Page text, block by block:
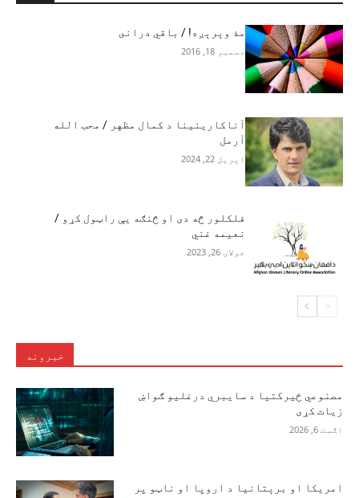
مۀ وېرېږه! / باقي درانى
دسمبر 18, 2016
آناکارينينا د کمال مظهر / محب الله
آرمل
اپریل 22, 2024
فلکلور څه دی او څنګه یې راټول کړو /
نعیمه غني
جولای 26, 2023
خبرونه
مصنوعي ځیرکتیا د سایبري درغلیو ګواښ
زیات کړی
اګست 6, 2026
امریکا او برېتانیا د اروپا او ناټو پر